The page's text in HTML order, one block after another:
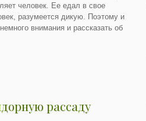
человек. Ее едал в свое
разумеется дикую. Поэтому и
внимания и рассказать об
рассаду